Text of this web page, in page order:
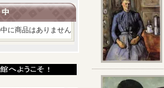
に商品はありません